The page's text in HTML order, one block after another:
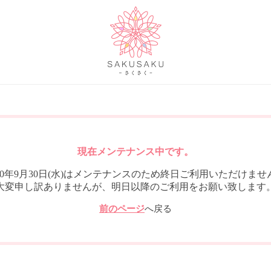
現在メンテナンス中です。
年9月30日(水)はメンテナンスのため終日ご利用いただけませ
変申し訳ありませんが、明日以降のご利用をお願い致します
前のページへ戻る